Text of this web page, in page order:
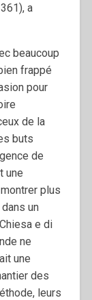
a
beaucoup
frappé
pour
de la
buts
de
une
plus
un
e di
ne
une
des
leurs